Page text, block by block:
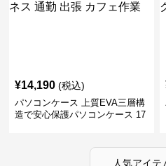
¥14,190 (税込)
パソコンケース 上質EVA三層構
造で安心保護パソコンケース 17
人気アイテ